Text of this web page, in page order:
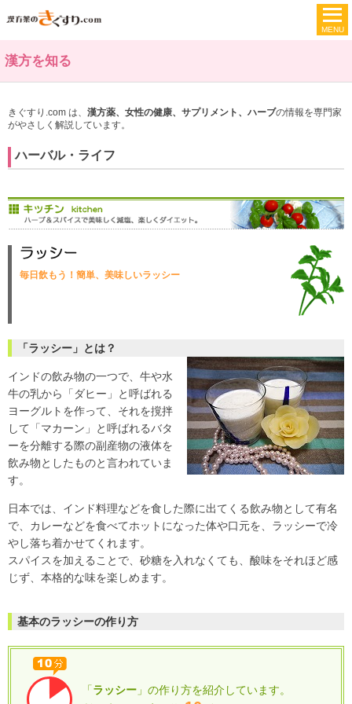
漢方を知る
きぐすり.com は、 漢方薬、女性の健康、サプリメント、ハーブの情報を専門家
がやさしく解説しています。
ハーバル・ライフ
毎日飲もう！簡単、美味しいラッシー
「ラッシー」とは？
インドの飲み物の一つで、牛や水
牛の乳から「ダヒー」と呼ばれる
ヨーグルトを作って、それを撹拌
して「マカーン」と呼ばれるバタ
ーを分離する際の副産物の液体を
飲み物としたものと言われていま
す。
日本では、インド料理などを食した際に出てくる飲み物として有名
で、カレーなどを食べてホットになった体や口元を、ラッシーで冷
やし落ち着かせてくれます。
スパイスを加えることで、砂糖を入れなくても、酸味をそれほど感
じず、本格的な味を楽しめます。
基本のラッシーの作り方
「ラッシー 」の作り方を紹介しています。